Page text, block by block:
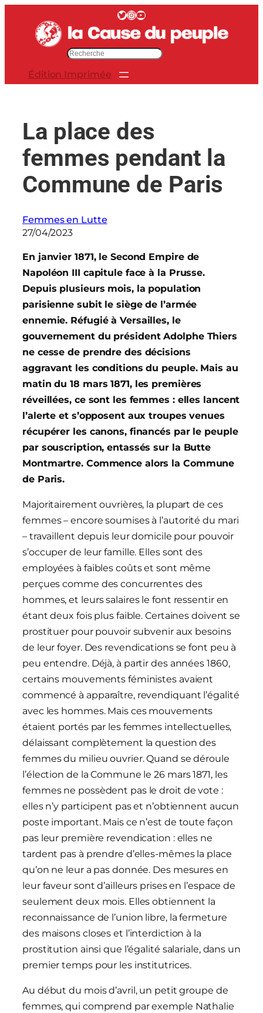
contenu
Twitter InstagramYouTube
e
r
Édition Imprimée
La place des
femmes pendant la
Commune de Paris
Femmes en Lutte
27/04/2023
En janvier 1871, le Second Empire de
Napoléon III capitule face à la Prusse.
Depuis plusieurs mois, la population
parisienne subit le siège de l’armée
ennemie. Réfugié à Versailles, le
gouvernement du président Adolphe Thiers
ne cesse de prendre des décisions
aggravant les conditions du peuple. Mais au
matin du 18 mars 1871, les premières
réveillées, ce sont les femmes : elles lancent
l’alerte et s’opposent aux troupes venues
récupérer les canons, financés par le peuple
par souscription, entassés sur la Butte
Montmartre. Commence alors la Commune
de Paris.
Majoritairement ouvrières, la plupart de ces
femmes – encore soumises à l’autorité du mari
– travaillent depuis leur domicile pour pouvoir
s’occuper de leur famille. Elles sont des
employées à faibles coûts et sont même
perçues comme des concurrentes des
hommes, et leurs salaires le font ressentir en
étant deux fois plus faible. Certaines doivent se
prostituer pour pouvoir subvenir aux besoins
de leur foyer. Des revendications se font peu à
peu entendre. Déjà, à partir des années 1860,
certains mouvements féministes avaient
commencé à apparaître, revendiquant l’égalité
avec les hommes. Mais ces mouvements
étaient portés par les femmes intellectuelles,
délaissant complètement la question des
femmes du milieu ouvrier. Quand se déroule
l’élection de la Commune le 26 mars 1871, les
femmes ne possèdent pas le droit de vote :
elles n’y participent pas et n’obtiennent aucun
poste important. Mais ce n’est de toute façon
pas leur première revendication : elles ne
tardent pas à prendre d’elles-mêmes la place
qu’on ne leur a pas donnée. Des mesures en
leur faveur sont d’ailleurs prises en l’espace de
seulement deux mois. Elles obtiennent la
reconnaissance de l’union libre, la fermeture
des maisons closes et l’interdiction à la
prostitution ainsi que l’égalité salariale, dans un
premier temps pour les institutrices.
Au début du mois d’avril, un petit groupe de
femmes, qui comprend par exemple Nathalie